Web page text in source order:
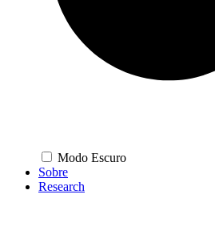
Modo Escuro
Sobre
Research